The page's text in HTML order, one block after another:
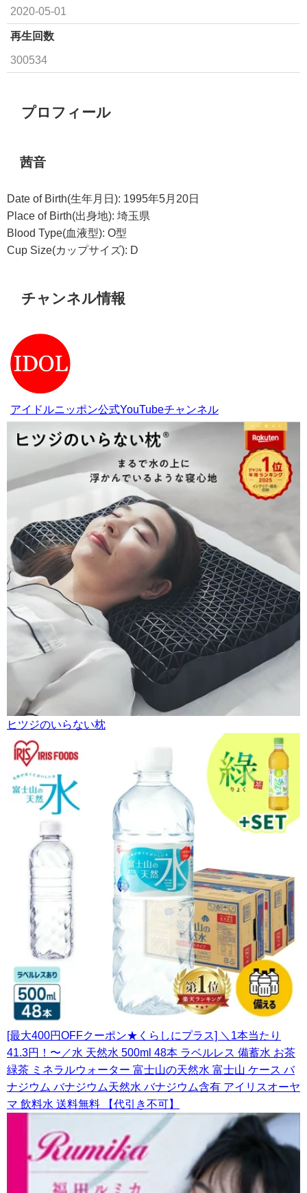
2020-05-01
再生回数
300534
プロフィール
茜音
Date of Birth(生年月日): 1995年5月20日
Place of Birth(出身地): 埼玉県
Blood Type(血液型): O型
Cup Size(カップサイズ): D
チャンネル情報
アイドルニッポン公式YouTubeチャンネル
ヒツジのいらない枕
[最大400円OFFクーポン★くらしにプラス] ＼1本当たり
41.3円！〜／水 天然水 500ml 48本 ラベルレス 備蓄水 お茶
緑茶 ミネラルウォーター 富士山の天然水 富士山 ケース バ
ナジウム バナジウム天然水 バナジウム含有 アイリスオーヤ
マ 飲料水 送料無料 【代引き不可】